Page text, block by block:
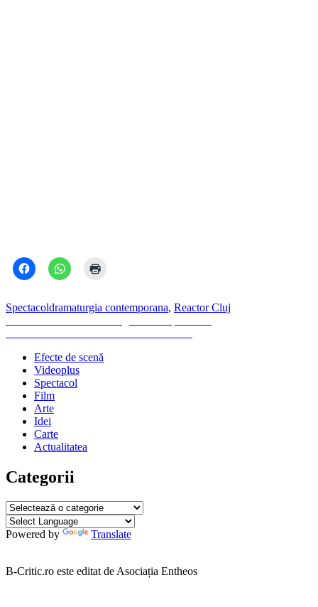
Spectacoldramaturgia contemporana, Reactor Cluj
Navigare
în
articole
Efecte de scenă
Videoplus
Spectacol
Film
Arte
Idei
Carte
Actualitatea
Categorii
Categorii
Powered by Translate
B-Critic.ro este editat de Asociația Entheos